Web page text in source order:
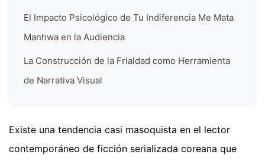
El Impacto Psicológico de Tu Indiferencia Me Mata
Manhwa en la Audiencia
La Construcción de la Frialdad como Herramienta
de Narrativa Visual
Existe una tendencia casi masoquista en el lector
contemporáneo de ficción serializada coreana que